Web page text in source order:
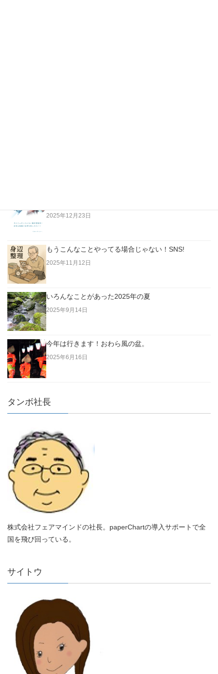
2025年12月23日
もうこんなことやってる場合じゃない！SNS!
2025年11月12日
いろんなことがあった2025年の夏
2025年9月14日
今年は行きます！おわら風の盆。
2025年6月16日
タンボ社長
株式会社フェアマインドの社長。paperChartの導入サポートで全
国を飛び回っている。
サイトウ